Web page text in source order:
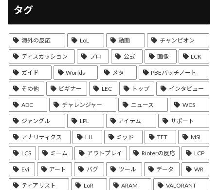
タグ
海外の反応 LoL 動画 チャンピオン
ディスカッション プロ 公式 画像 LCK
ガイド Worlds メタ PBEパッチノート
その他 ビギナー LEC トップ インタビュー
ADC チャレンジャー ニュース WCS
ジャングル LPL アイテム サポート
アナリティクス LJL ミッド TFT MSI
LCS ミーム アウトプレイ Rioterの反応 LCP
Evi アート バグ ツール データ WR
ティアリスト LoR ARAM VALORANT